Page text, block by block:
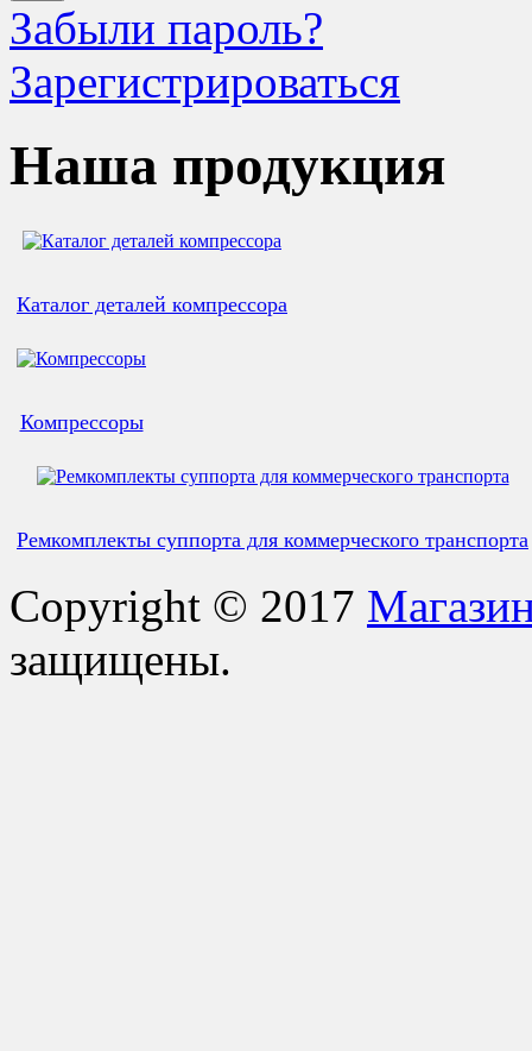
Забыли пароль?
Зарегистрироваться
Наша продукция
Каталог деталей компрессора
Компрессоры
Ремкомплекты суппорта для коммерческого транспорта
Copyright © 2017
защищены.